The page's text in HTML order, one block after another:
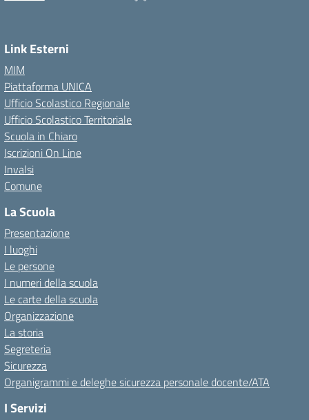
Link Esterni
MIM
Piattaforma UNICA
Ufficio Scolastico Regionale
Ufficio Scolastico Territoriale
Scuola in Chiaro
Iscrizioni On Line
Invalsi
Comune
La Scuola
Presentazione
I luoghi
Le persone
I numeri della scuola
Le carte della scuola
Organizzazione
La storia
Segreteria
Sicurezza
Organigrammi e deleghe sicurezza personale docente/ATA
I Servizi